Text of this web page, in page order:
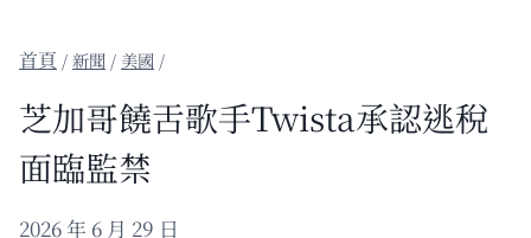
/新聞 / 美國 /
芝加哥饒舌歌手Twista承認逃稅
面臨監禁
2026 年 6 月 29 日